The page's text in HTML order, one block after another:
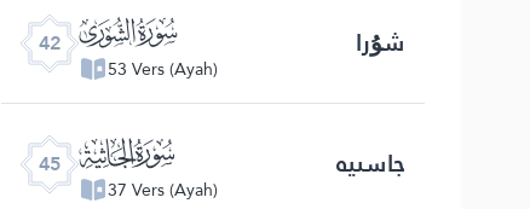
42 ﯗ
53 Vers (Ayah)
شۇرا
45 ﯚ
37 Vers (Ayah)
جاسىيە